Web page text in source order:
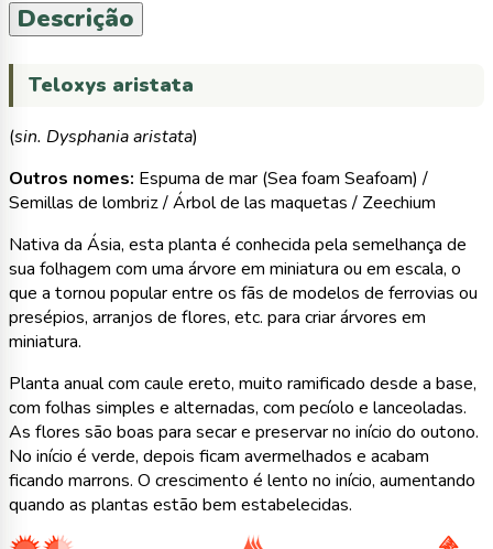
Descrição
Teloxys aristata
(sin. Dysphania aristata)
Outros nomes: Espuma de mar (Sea foam Seafoam) /
Semillas de lombriz / Árbol de las maquetas / Zeechium
Nativa da Ásia, esta planta é conhecida pela semelhança de
sua folhagem com uma árvore em miniatura ou em escala, o
que a tornou popular entre os fãs de modelos de ferrovias ou
presépios, arranjos de flores, etc. para criar árvores em
miniatura.
Planta anual com caule ereto, muito ramificado desde a base,
com folhas simples e alternadas, com pecíolo e lanceoladas.
As flores são boas para secar e preservar no início do outono.
No início é verde, depois ficam avermelhados e acabam
ficando marrons. O crescimento é lento no início, aumentando
quando as plantas estão bem estabelecidas.